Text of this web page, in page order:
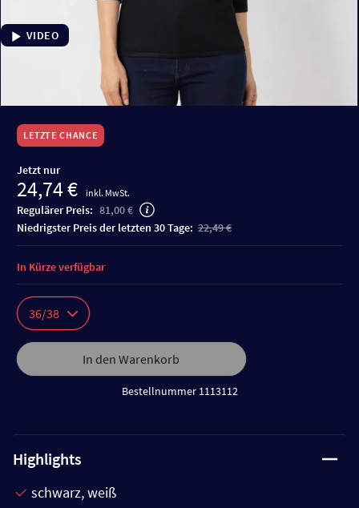
VIDEO
LETZTE CHANCE
Jetzt nur
24,74 € inkl. MwSt.
Regulärer Preis: 81,00 €
niedrigster Preis der letzten 30 Tage: 22,49 €
36/38
In den Warenkorb
Bestellnummer 1113112
In Kürze verfügbar
Highlights
schwarz, weiß